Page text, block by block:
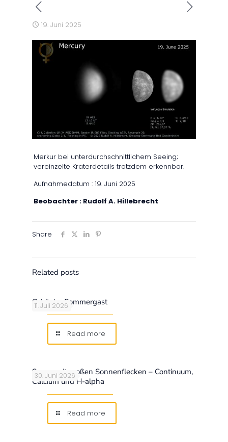
19. Juni 2025
Merkur bei unterdurchschnittlichem Seeing;
vereinzelte Kraterdetails trotzdem erkennbar.
Aufnahmedatum : 19. Juni 2025
Beobachter : Rudolf A. Hillebrecht
Share
Related posts
11. Juli 2026
Orbitaler Sommergast
Read more
30. Juni 2026
Sonne mit großen Sonnenflecken – Continuum,
Calcium und H-alpha
Read more